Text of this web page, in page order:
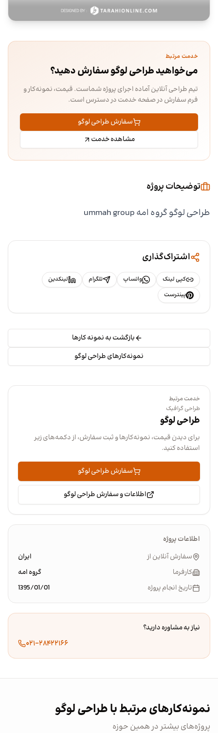
خدمت مرتبط
می‌خواهید طراحی لوگو سفارش دهید؟
تیم طراحی آنلاین آماده اجرای پروژه شماست. قیمت، نمونه‌کار و
فرم سفارش در صفحه خدمت در دسترس است.
سفارش طراحی لوگو
مشاهده خدمت
توضیحات پروژه
طراحی لوگو گروه امه ummah group
اشتراک‌گذاری
کپی لینک واتساپ تلگرام
لینکدین
پینترست
بازگشت به نمونه کارها
نمونه‌کارهای طراحی لوگو
خدمت مرتبط
طراحی گرافیک
طراحی لوگو
برای دیدن قیمت، نمونه‌کارها و ثبت سفارش، از دکمه‌های زیر
استفاده کنید.
سفارش طراحی لوگو
اطلاعات و سفارش طراحی لوگو
اطلاعات پروژه
سفارش آنلاین از
ایران
کارفرما
گروه امه
تاریخ انجام پروژه
1395/01/01
نیاز به مشاوره دارید؟
۰۲۱-۲۸۴۲۲۱۶۶
نمونه‌کارهای مرتبط با طراحی لوگو
پروژه‌های بیشتر در همین حوزه